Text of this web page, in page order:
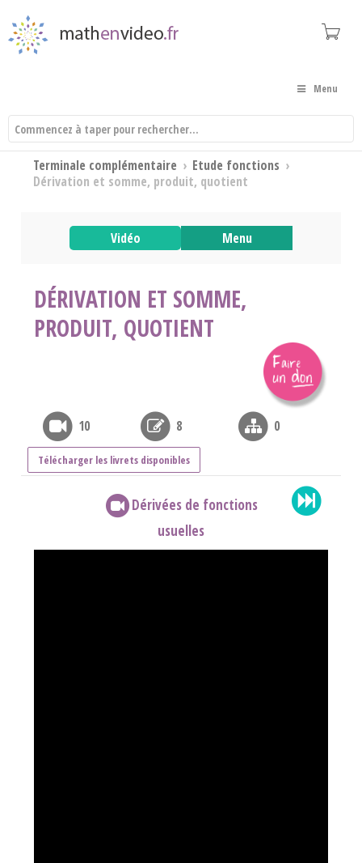
Menu
Terminale complémentaire › Etude fonctions ›
Dérivation et somme, produit, quotient
Vidéo Menu
DÉRIVATION ET SOMME,
PRODUIT, QUOTIENT
10 8 0
Télécharger les livrets disponibles
Dérivées de fonctions
usuelles